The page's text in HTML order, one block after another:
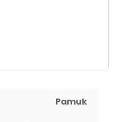
Pamuk